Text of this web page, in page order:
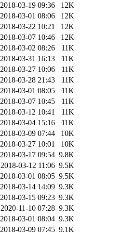
2018-03-19 09:36
12K
2018-03-01 08:06
12K
2018-03-22 10:21
12K
2018-03-07 10:46
12K
2018-03-02 08:26
11K
2018-03-31 16:13
11K
2018-03-27 10:06
11K
2018-03-28 21:43
11K
2018-03-01 08:05
11K
2018-03-07 10:45
11K
2018-03-12 10:41
11K
2018-03-04 15:16
11K
2018-03-09 07:44
10K
2018-03-27 10:01
10K
2018-03-17 09:54 9.8K
2018-03-12 11:06 9.5K
2018-03-01 08:05 9.5K
2018-03-14 14:09 9.3K
2018-03-15 09:23 9.3K
2020-11-10 07:28 9.3K
2018-03-01 08:04 9.3K
2018-03-09 07:45 9.1K